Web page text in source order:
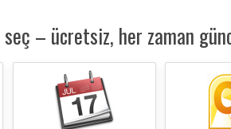
seç – ücretsiz, her zaman